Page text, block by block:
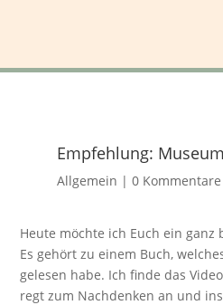
Empfehlung:
Allgemein | 0 Kommentare
Heute möchte ich Euch ein ganz
Es gehört zu einem Buch,
gelesen habe. Ich finde das
regt zum Nachdenken an und